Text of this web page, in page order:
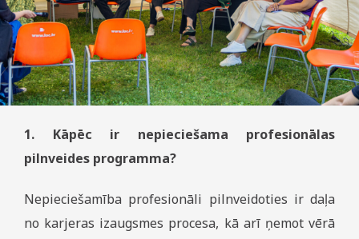
1. Kāpēc ir nepieciešama profesionālas
pilnveides programma?
Nepieciešamība profesionāli pilnveidoties ir daļa
no karjeras izaugsmes procesa, kā arī ņemot vērā